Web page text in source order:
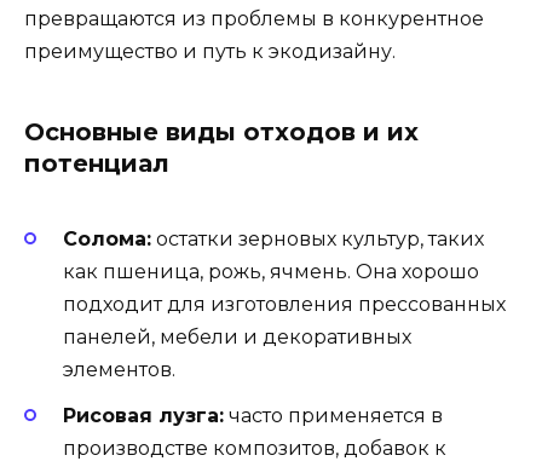
превращаются из проблемы в конкурентное
преимущество и путь к экодизайну.
Основные виды отходов и их
потенциал
Солома: остатки зерновых культур, таких
как пшеница, рожь, ячмень. Она хорошо
подходит для изготовления прессованных
панелей, мебели и декоративных
элементов.
Рисовая лузга: часто применяется в
производстве композитов, добавок к